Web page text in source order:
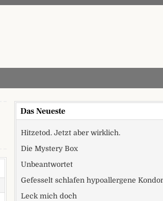
Das Neueste
Hitzetod. Jetzt aber wirklich.
Die Mystery Box
Unbeantwortet
Gefesselt schlafen hypoallergene
Leck mich doch